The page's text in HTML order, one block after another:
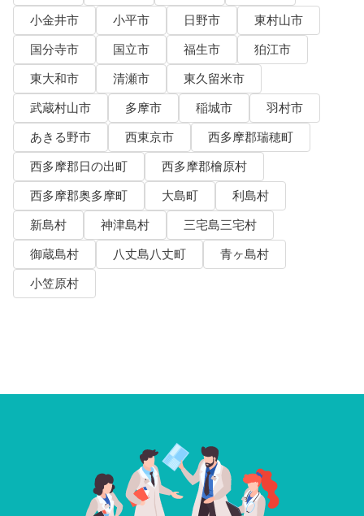
小金井市
小平市 日野市
東村山市
国分寺市
国立市 福生市
狛江市
東大和市
清瀬市
東久留米市
武蔵村山市
多摩市 稲城市
羽村市
あきる野市
西東京市
西多摩郡瑞穂町
西多摩郡日の出町
西多摩郡檜原村
西多摩郡奥多摩町
大島町
利島村
新島村
神津島村
三宅島三宅村
御蔵島村
八丈島八丈町
青ヶ島村
小笠原村